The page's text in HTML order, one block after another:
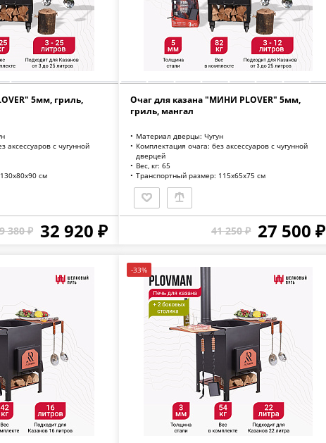
5мм, гриль,
аксессуаров с чугунной
см
380 ₽ 32 920 ₽
Очаг для казана "МИНИ PLOVER" 5мм,
гриль, мангал
Материал дверцы: Чугун
Комплектация очага: без аксессуаров с чугунной
дверцей
Вес, кг: 65
Транспортный размер: 115х65х75 см
41 250 ₽ 27 500 ₽
-33%